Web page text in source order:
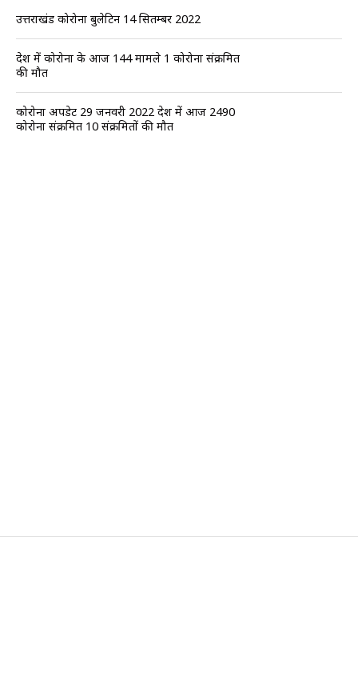
उत्तराखंड कोरोना बुलेटिन 14 सितम्बर 2022
प्रदेश में कोरोना के आज 144 मामले 1 कोरोना संक्रमित
की मौत
कोरोना अपडेट 29 जनवरी 2022 प्रदेश में आज 2490
कोरोना संक्रमित 10 संक्रमितों की मौत